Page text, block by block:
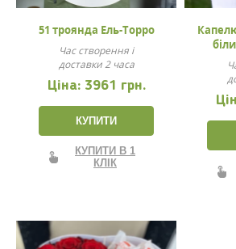
51 троянда Ель-Торро
Час створення і
доставки 2 часа
Ціна: 3961 грн.
КУПИТИ
КУПИТИ В 1
КЛІК